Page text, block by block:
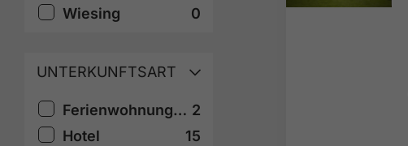
Wiesing
0
UNTERKUNFTSART
Ferienwohnung/Appartement
2
Hotel
15